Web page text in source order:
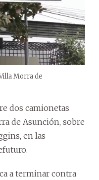
Morra de
dos camionetas
de Asunción, sobre
en las
a terminar contra